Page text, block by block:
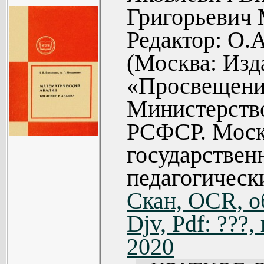
(132).
Глава XI.
Глава
Глава
уравнения
порядка к
(191).
Глава
необходимых
при
выполнении
также
изучению
Редактор:
(Москва:
РСФСР.
Скан, OCR,
Djv, Pdf: ???,
2020